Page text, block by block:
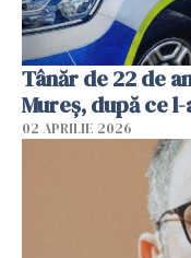
Tânăr de 22 de
Mureș, după ce
02 APRILIE 2026